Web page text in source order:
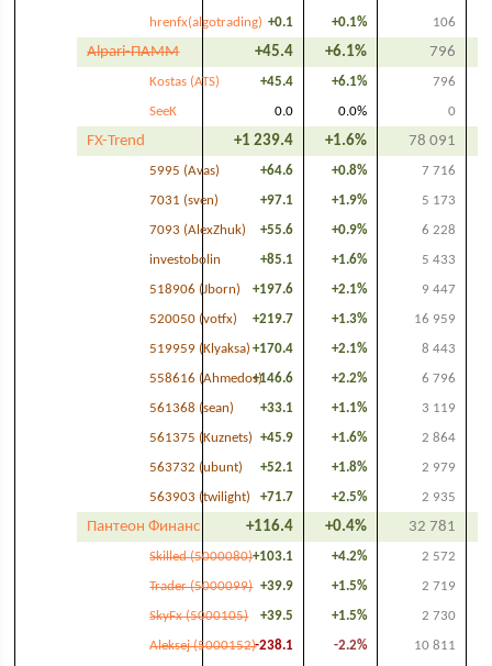
hrenfx(algotrading) +0.1 +0.1% 106
Alpari-ПАММ +45.4 +6.1% 796
Kostas (ATS) +45.4 +6.1% 796
SeeK 0.0 0.0% 0
FX-Trend +1 239.4 +1.6% 78 091
5995 (Avas) +64.6 +0.8% 7 716
7031 (sven) +97.1 +1.9% 5 173
7093 (AlexZhuk) +55.6 +0.9% 6 228
investobolin +85.1 +1.6% 5 433
518906 (Jborn) +197.6 +2.1% 9 447
520050 (votfx) +219.7 +1.3% 16 959
519959 (Klyaksa) +170.4 +2.1% 8 443
558616 (Ahmedos)+146.6 +2.2% 6 796
561368 (sean) +33.1 +1.1% 3 119
561375 (Kuznets) +45.9 +1.6% 2 864
563732 (ubunt) +52.1 +1.8% 2 979
563903 (twilight) +71.7 +2.5% 2 935
Пантеон Финанс +116.4 +0.4% 32 781
Skilled (5000080)+103.1 +4.2% 2 572
Trader (5000099) +39.9 +1.5% 2 719
SkyFx (5000105) +39.5 +1.5% 2 730
Aleksej (5000152)-238.1 -2.2% 10 811